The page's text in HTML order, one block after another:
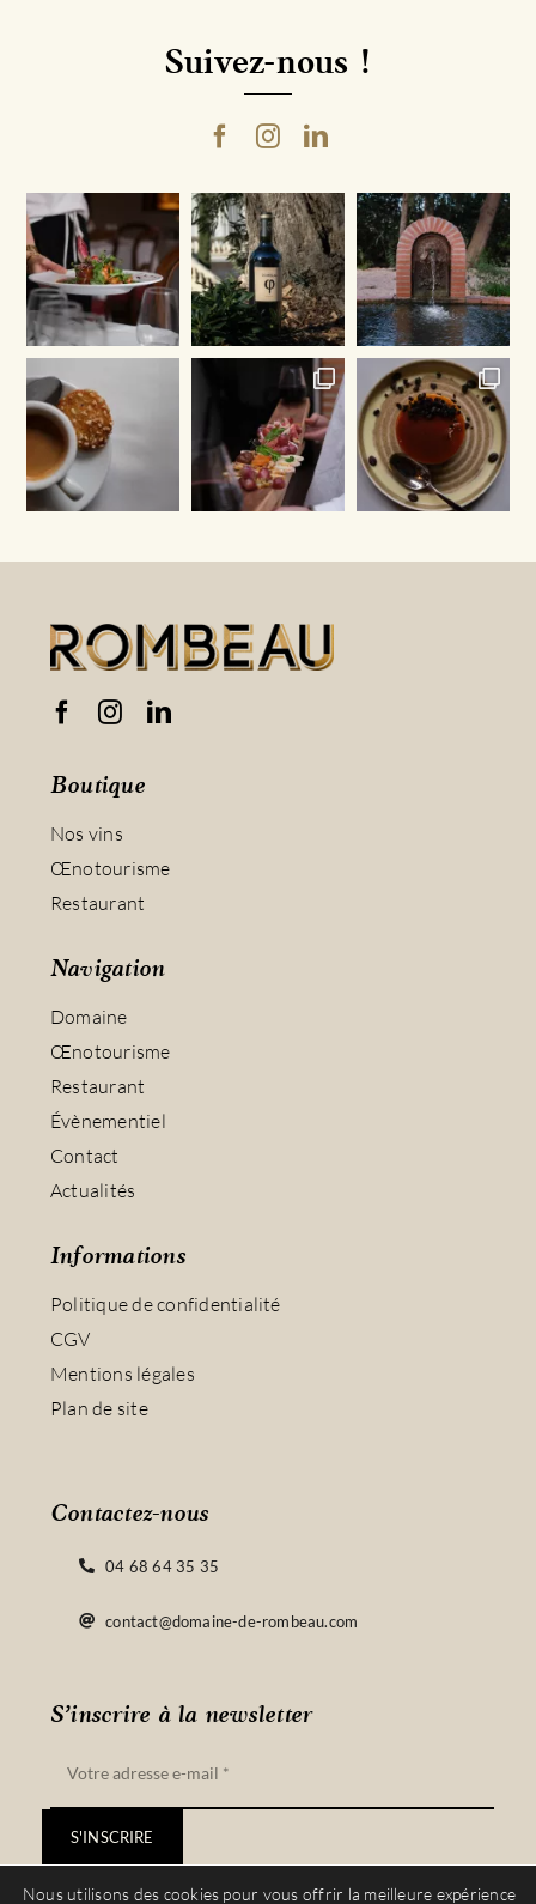
Suivez-nous !
Boutique
Nos vins
Œnotourisme
Restaurant
Navigation
Domaine
Œnotourisme
Restaurant
Évènementiel
Contact
Actualités
Informations
Politique de confidentialité
CGV
Mentions légales
Plan de site
S’inscrire à la newsletter
S'INSCRIRE
Contactez-nous
04 68 64 35 35
contact@domaine-de-rombeau.com
Nous utilisons des cookies pour vous offrir la meilleure expérience